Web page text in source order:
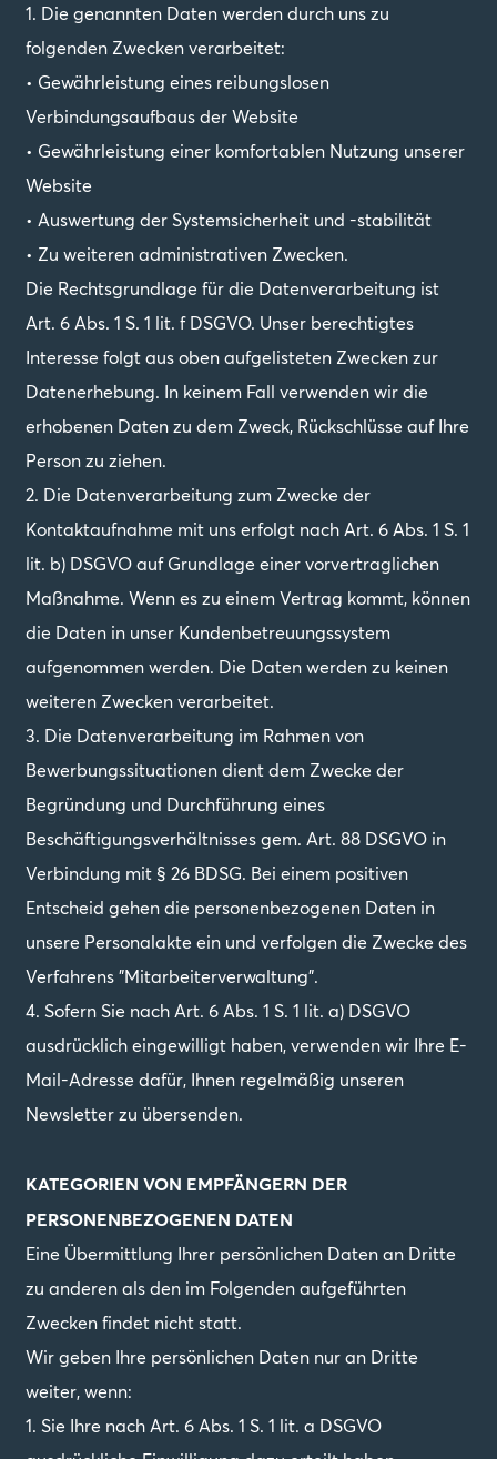
1. Die genannten Daten werden durch uns zu
folgenden Zwecken verarbeitet:
• Gewährleistung eines reibungslosen
Verbindungsaufbaus der Website
• Gewährleistung einer komfortablen Nutzung unserer
Website
• Auswertung der Systemsicherheit und -stabilität
• Zu weiteren administrativen Zwecken.
Die Rechtsgrundlage für die Datenverarbeitung ist
Art. 6 Abs. 1 S. 1 lit. f DSGVO. Unser berechtigtes
Interesse folgt aus oben aufgelisteten Zwecken zur
Datenerhebung. In keinem Fall verwenden wir die
erhobenen Daten zu dem Zweck, Rückschlüsse auf Ihre
Person zu ziehen.
2. Die Datenverarbeitung zum Zwecke der
Kontaktaufnahme mit uns erfolgt nach Art. 6 Abs. 1 S. 1
lit. b) DSGVO auf Grundlage einer vorvertraglichen
Maßnahme. Wenn es zu einem Vertrag kommt, können
die Daten in unser Kundenbetreuungssystem
aufgenommen werden. Die Daten werden zu keinen
weiteren Zwecken verarbeitet.
3. Die Datenverarbeitung im Rahmen von
Bewerbungssituationen dient dem Zwecke der
Begründung und Durchführung eines
Beschäftigungsverhältnisses gem. Art. 88 DSGVO in
Verbindung mit § 26 BDSG. Bei einem positiven
Entscheid gehen die personenbezogenen Daten in
unsere Personalakte ein und verfolgen die Zwecke des
Verfahrens "Mitarbeiterverwaltung".
4. Sofern Sie nach Art. 6 Abs. 1 S. 1 lit. a) DSGVO
ausdrücklich eingewilligt haben, verwenden wir Ihre E-
Mail-Adresse dafür, Ihnen regelmäßig unseren
Newsletter zu übersenden.
KATEGORIEN VON EMPFÄNGERN DER
PERSONENBEZOGENEN DATEN
Eine Übermittlung Ihrer persönlichen Daten an Dritte
zu anderen als den im Folgenden aufgeführten
Zwecken findet nicht statt.
Wir geben Ihre persönlichen Daten nur an Dritte
weiter, wenn:
1. Sie Ihre nach Art. 6 Abs. 1 S. 1 lit. a DSGVO